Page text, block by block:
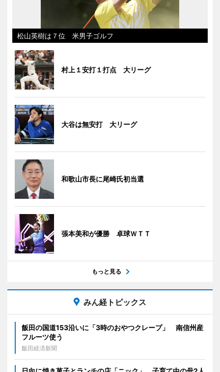
松山英樹は７位 米男子ゴルフ
村上１安打１打点 大リーグ
大谷は無安打 大リーグ
和歌山市長に尾崎氏初当選
張本美和が優勝 卓球ＷＴＴ
もっと見る
みん経トピックス
飯田の国道153沿いに「3時のおやつクレープ」 南信州産
フルーツ使う
飯田経済新聞